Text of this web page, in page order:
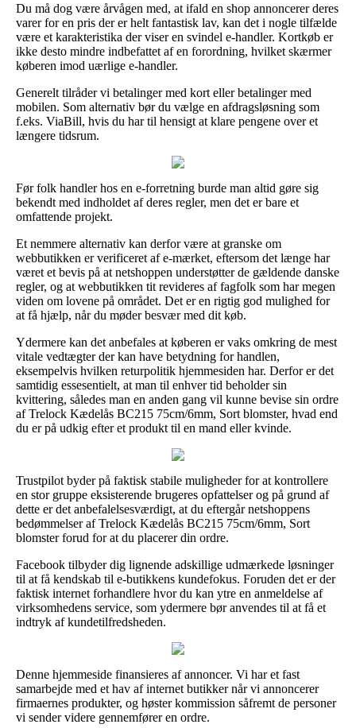
Du må dog være årvågen med, at ifald en shop annoncerer deres
varer for en pris der er helt fantastisk lav, kan det i nogle tilfælde
være et karakteristika der viser en svindel e-handler. Kortkøb er
ikke desto mindre indbefattet af en forordning, hvilket skærmer
køberen imod uærlige e-handler.
Generelt tilråder vi betalinger med kort eller betalinger med
mobilen. Som alternativ bør du vælge en afdragsløsning som
f.eks. ViaBill, hvis du har til hensigt at klare pengene over et
længere tidsrum.
Før folk handler hos en e-forretning burde man altid gøre sig
bekendt med indholdet af deres regler, men det er bare et
omfattende projekt.
Et nemmere alternativ kan derfor være at granske om
webbutikken er verificeret af e-mærket, eftersom det længe har
været et bevis på at netshoppen understøtter de gældende danske
regler, og at webbutikken tit revideres af fagfolk som har megen
viden om lovene på området. Det er en rigtig god mulighed for
at få hjælp, når du møder besvær med dit køb.
Ydermere kan det anbefales at køberen er vaks omkring de mest
vitale vedtægter der kan have betydning for handlen,
eksempelvis hvilken returpolitik hjemmesiden har. Derfor er det
samtidig essesentielt, at man til enhver tid beholder sin
kvittering, således man en anden gang vil kunne bevise sin ordre
af Trelock Kædelås BC215 75cm/6mm, Sort blomster, hvad end
du er på udkig efter et produkt til en mand eller kvinde.
Trustpilot byder på faktisk stabile muligheder for at kontrollere
en stor gruppe eksisterende brugeres opfattelser og på grund af
dette er det anbefalelsesværdigt, at du eftergår netshoppens
bedømmelser af Trelock Kædelås BC215 75cm/6mm, Sort
blomster forud for at du placerer din ordre.
Facebook tilbyder dig lignende adskillige udmærkede løsninger
til at få kendskab til e-butikkens kundefokus. Foruden det er der
faktisk internet forhandlere hvor du kan ytre en anmeldelse af
virksomhedens service, som ydermere bør anvendes til at få et
indtryk af kundetilfredsheden.
Denne hjemmeside finansieres af annoncer. Vi har et fast
samarbejde med et hav af internet butikker når vi annoncerer
firmaernes produkter, og høster kommission såfremt de personer
vi sender videre gennemfører en ordre.